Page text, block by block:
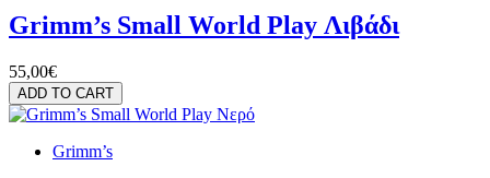
Grimm’s Small World Play Λιβάδι
55,00€
ADD TO CART
Grimm’s